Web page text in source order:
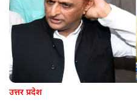
उत्तर प्रदेश